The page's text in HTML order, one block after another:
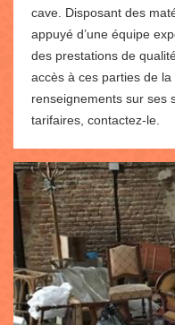
cave. Disposant des
appuyé d’une équipe
des prestations de
accès à ces parties de
renseignements sur ses
tarifaires, contactez-le.